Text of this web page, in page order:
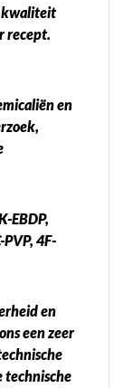
kwaliteit
recept.
en
EBDP,
4F-
en
een zeer
technische